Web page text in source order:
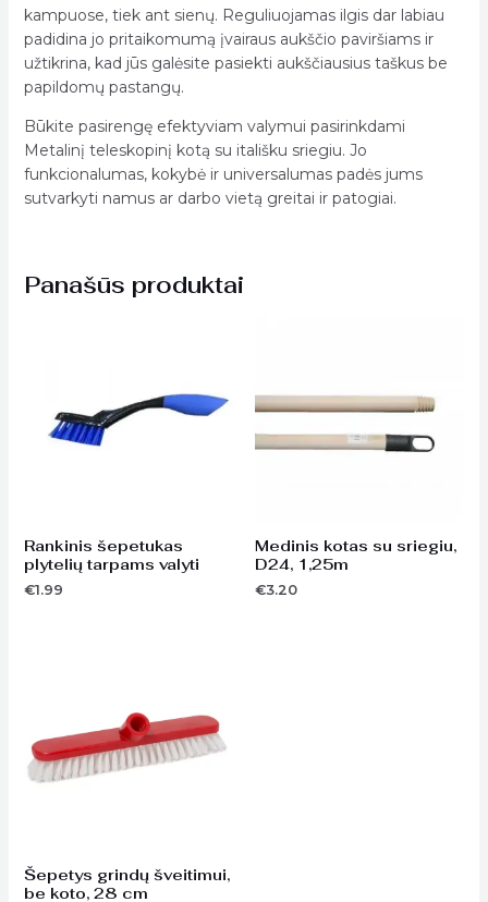
kampuose, tiek ant sienų. Reguliuojamas ilgis dar labiau
padidina jo pritaikomumą įvairaus aukščio paviršiams ir
užtikrina, kad jūs galėsite pasiekti aukščiausius taškus be
papildomų pastangų.
Būkite pasirengę efektyviam valymui pasirinkdami
Metalinį teleskopinį kotą su itališku sriegiu. Jo
funkcionalumas, kokybė ir universalumas padės jums
sutvarkyti namus ar darbo vietą greitai ir patogiai.
Panašūs produktai
Rankinis šepetukas
plytelių tarpams valyti
€1.99
Medinis kotas su sriegiu,
D24, 1,25m
€3.20
Šepetys grindų šveitimui,
be koto, 28 cm